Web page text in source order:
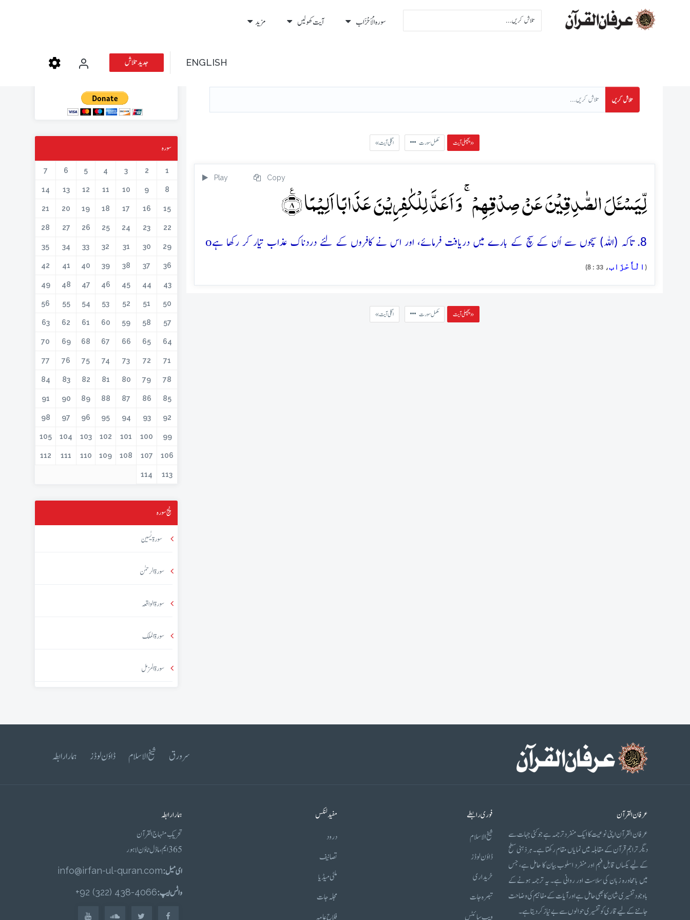
سورہ الْأَحْزَاب آیت کھولیں مزید
ENGLISH جدید تلاش
تلاش کریں
پچھلی آیت » مکمل سورت « اگلی آیت
Play Copy
لِّیَسۡـَٔلَ الصّٰدِقِیۡنَ عَنۡ صِدۡقِہِمۡ ۚ وَ اَعَدَّ لِلۡکٰفِرِیۡنَ عَذَابًا اَلِیۡمًا ٪﴿۸﴾
8. تاکہ (اللہ) سچوں سے اُن کے سچ کے بارے میں دریافت فرمائے، اور اس نے کافروں کے لئے دردناک عذاب تیار کر رکھا ہے o
( الْأَحْزَاب، 33 : 8)
پچھلی آیت » مکمل سورت « اگلی آیت
عطیہ دیجئے
کتابیں، میگزین، خطابات اور دیگر اسلامک لٹریچر آن لائن کرنے کیلئے اس کار
سورہ
1
2
3
4
5
6
7
8
9
10
11
12
13
14
15
16
17
18
19
20
21
22
23
24
25
26
27
28
29
30
31
32
33
34
35
36
37
38
39
40
41
42
43
44
45
46
47
48
49
50
51
52
53
54
55
56
57
58
59
60
61
62
63
64
65
66
67
68
69
70
71
72
73
74
75
76
77
78
79
80
81
82
83
84
85
86
87
88
89
90
91
92
93
94
95
96
97
98
99
100
101
102
103
104
105
106
107
108
109
110
111
112
113
114
پنج سورہ
سورۃ یٰسین
سورۃ الرحمٰن
سورۃ الواقعہ
سورۃ الملک
سورۃ المزمل
سرورق شیخ الاسلام ڈاؤن لوڈز ہمارا رابطہ
عرفان القرآن
عرفان القرآن اپنی نوعیت کا ایک منفرد ترجمہ ہے جو کئی جہات سے
دیگر تراجم قرآن کے مقابلہ میں نمایاں مقام رکھتا ہے۔ ہر ذہنی سطح
کے لیے یکساں قابل فہم اور منفرد اسلوب بیان کا حامل ہے، جس
میں بامحاورہ زبان کی سلاست اور روانی ہے۔ یہ ترجمہ ہونے کے
باوجود تفسیری شان کا بھی حامل ہے اور آیات کے مفاہیم کی وضاحت
جاننے کے لیے قاری کو تفسیری حوالوں سے بے نیاز کر دیتا ہے۔
فوری رابطے
شیخ الاسلام
ڈاؤن لوڈز
خریداری
تبصرہ جات
ویب سائٹس
مفید لنکس
درود
تصانیف
ملٹی میڈیا
مجلہ جات
فلاح عامہ
ہمارا رابطہ
تحریکِ منہاج القرآن
365 ایم، ماڈل ٹاؤن لاہور
ای میل :info@irfan-ul-quran.com
واٹس ایپ :4066-438 (322) 92+